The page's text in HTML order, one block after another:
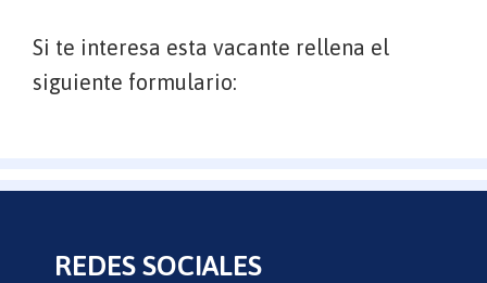
Si te interesa esta vacante rellena el
siguiente formulario:
REDES SOCIALES